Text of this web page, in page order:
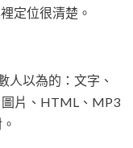
定位很清楚。
人以為的：文字、
圖片、HTML、MP3